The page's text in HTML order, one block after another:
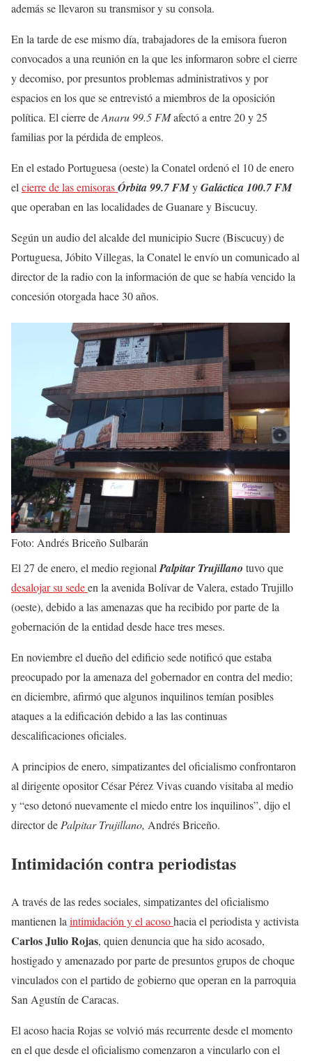
además se llevaron su transmisor y su consola.
En la tarde de ese mismo día, trabajadores de la emisora fueron
convocados a una reunión en la que les informaron sobre el cierre
y decomiso, por presuntos problemas administrativos y por
espacios en los que se entrevistó a miembros de la oposición
política. El cierre deAnaru 99.5 FMafectó a entre 20 y 25
familias por la pérdida de empleos.
En el estado Portuguesa (oeste) la Conatel ordenó el 10 de enero
elcierre de las emisorasÓrbita 99.7 FMyGaláctica 100.7 FM
que operaban en las localidades de Guanare y Biscucuy.
Según un audio del alcalde del municipio Sucre (Biscucuy) de
Portuguesa, Jóbito Villegas, la Conatel le envío un comunicado al
director de la radio con la información de que se había vencido la
concesión otorgada hace 30 años.
Foto: Andrés Briceño Sulbarán
El 27 de enero, el medio regionalPalpitar Trujillano tuvo que
desalojar su sedeen la avenida Bolívar de Valera, estado Trujillo
(oeste), debido a las amenazas que ha recibido por parte de la
gobernación de la entidad desde hace tres meses.
En noviembre el dueño del edificio sede notificó que estaba
preocupado por la amenaza del gobernador en contra del medio;
en diciembre, afirmó que algunos inquilinos temían posibles
ataques a la edificación debido a las las continuas
descalificaciones oficiales.
A principios de enero, simpatizantes del oficialismo confrontaron
al dirigente opositor César Pérez Vivas cuando visitaba al medio
y “eso detonó nuevamente el miedo entre los inquilinos”, dijo el
director dePalpitar Trujillano, Andrés Briceño.
Intimidación contra periodistas
A través de las redes sociales, simpatizantes del oficialismo
mantienen la intimidación y el acosohacia el periodista y activista
Carlos Julio Rojas, quien denuncia que ha sido acosado,
hostigado y amenazado por parte de presuntos grupos de choque
vinculados con el partido de gobierno que operan en la parroquia
San Agustín de Caracas.
El acoso hacia Rojas se volvió más recurrente desde el momento
en el que desde el oficialismo comenzaron a vincularlo con el